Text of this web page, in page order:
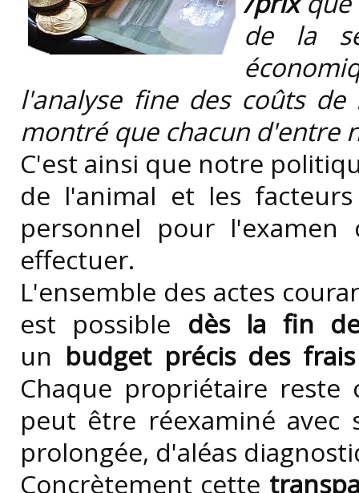
de la
l'analyse fine des coûts
montré que chacun d'entre
C'est ainsi que notre
de l'animal et les
personnel pour
effectuer.
L'ensemble des actes
est possible dès la fin
un budget précis des
Chaque propriétaire
peut être réexaminé avec
prolongée, d'aléas
Concrètement cette